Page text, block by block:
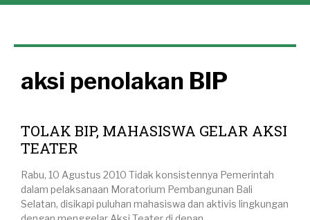
aksi penolakan BIP
TOLAK BIP, MAHASISWA GELAR AKSI
TEATER
Rabu, 10 Agustus 2010 Tidak konsistennya Pemerintah
dalam pelaksanaan Moratorium Pembangunan Bali
Selatan, disikapi puluhan mahasiswa dan aktivis lingkungan